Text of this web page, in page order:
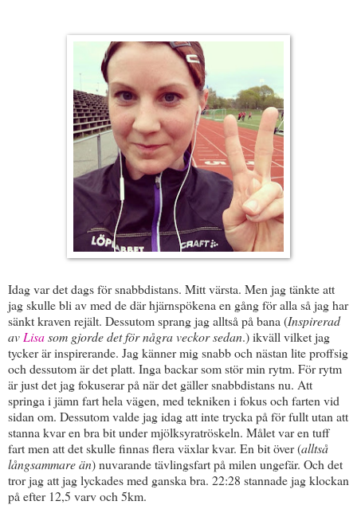
Idag var det dags för snabbdistans. Mitt värsta. Men jag tänkte att
jag skulle bli av med de där hjärnspökena en gång för alla så jag har
sänkt kraven rejält. Dessutom sprang jag alltså på bana (Inspirerad
av Lisasom gjorde det för några veckor sedan.) ikväll vilket jag
tycker är inspirerande. Jag känner mig snabb och nästan lite proffsig
och dessutom är det platt. Inga backar som stör min rytm. För rytm
är just det jag fokuserar på när det gäller snabbdistans nu. Att
springa i jämn fart hela vägen, med tekniken i fokus och farten vid
sidan om. Dessutom valde jag idag att inte trycka på för fullt utan att
stanna kvar en bra bit under mjölksyratröskeln. Målet var en tuff
fart men att det skulle finnas flera växlar kvar. En bit över (alltså
långsammare än) nuvarande tävlingsfart på milen ungefär. Och det
tror jag att jag lyckades med ganska bra. 22:28 stannade jag klockan
på efter 12,5 varv och 5km.